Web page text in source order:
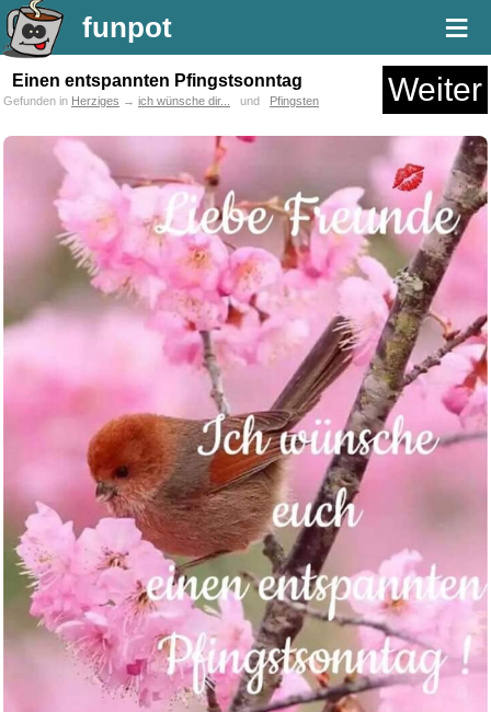
funpot ≡
Einen entspannten Pfingstsonntag Weiter
Gefunden in Herziges → ich wünsche dir... und Pfingsten